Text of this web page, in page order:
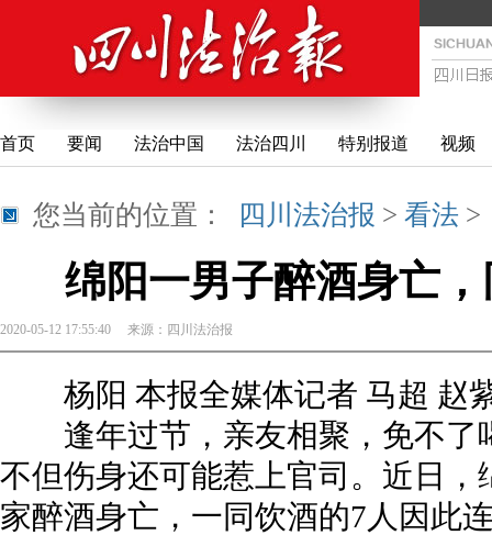
首页 要闻 法治中国 法治四川 特别报道 视频
您当前的位置： 四川法治报 > 看法
绵阳一男子醉酒身亡
2020-05-12 17:55:40 来源： 四川法治报
杨阳 本报全媒体记者 马超 赵
逢年过节，亲友相聚，免不了
不但伤身还可能惹上官司。近日
家醉酒身亡，一同饮酒的7人因此